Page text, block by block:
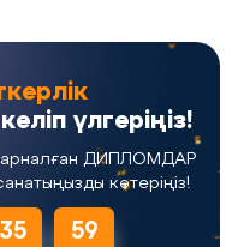
үлгеріңіз!
арналған ДИПЛОМДАР
көтеріңіз!
35 59